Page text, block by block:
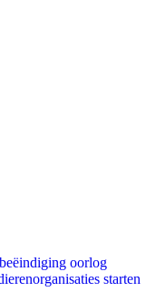
oorlog
starten